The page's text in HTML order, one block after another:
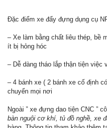
Đặc điểm xe đẩy đựng dụng cụ
– Xe làm bằng chất liêu thép, bề
ít bị hỏng hóc
– Dễ dàng tháo lắp thận tiện việc
– 4 bánh xe ( 2 bánh xe cố định
chuyển mọi nơi
Ngoài ” xe đựng dao tiện CNC ”
bàn nguội cơ khí, tủ đồ nghề, xe